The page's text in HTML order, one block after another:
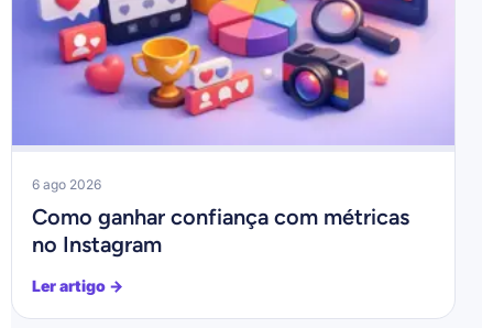
6 ago 2026
Como ganhar confiança com métricas
no Instagram
Ler artigo →